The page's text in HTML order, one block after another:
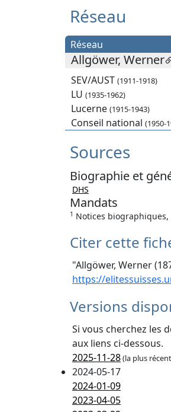
Réseau
Réseau
Allgöwer, Werner
SEV/AUST (1911-1918)
LU (1935-1962)
Lucerne (1915-1943)
Conseil national (1950-
Sources
Biographie et
DHS
Mandats
1 Notices biographiques,
Citer cette
"Allgöwer, Werner
https://
Versions
Si vous cherchez les
aux liens ci-dessous.
2025-11-28(la plus
2024-05-17
2024-01-09
2023-04-05